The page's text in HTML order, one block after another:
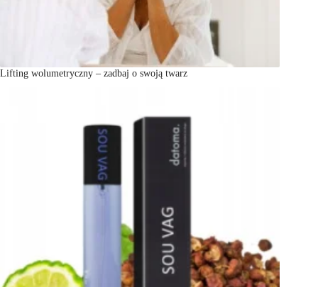
Lifting wolumetryczny – zadbaj o swoją twarz